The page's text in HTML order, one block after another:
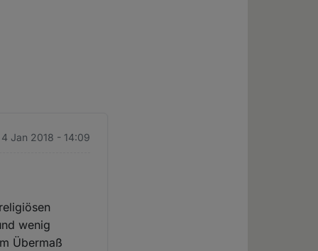
4 Jan 2018 - 14:09
wenig
Übermaß